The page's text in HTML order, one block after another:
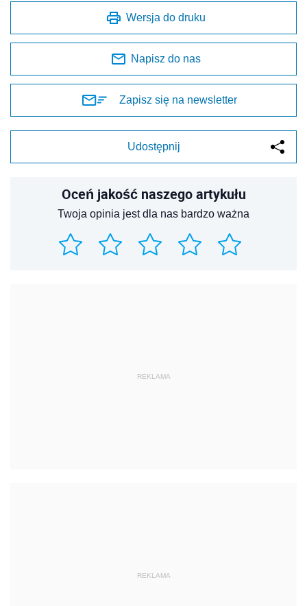
Wersja do druku
Napisz do nas
Zapisz się na newsletter
Udostępnij
Oceń jakość naszego artykułu
Twoja opinia jest dla nas bardzo ważna
REKLAMA
REKLAMA